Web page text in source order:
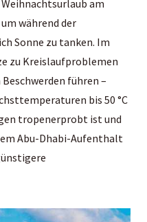
am
während der
Sonne zu tanken. Im
zu Kreislaufproblemen
führen –
bis 50 °C
tropenerprobt ist und
Abu-Dhabi-Aufenthalt